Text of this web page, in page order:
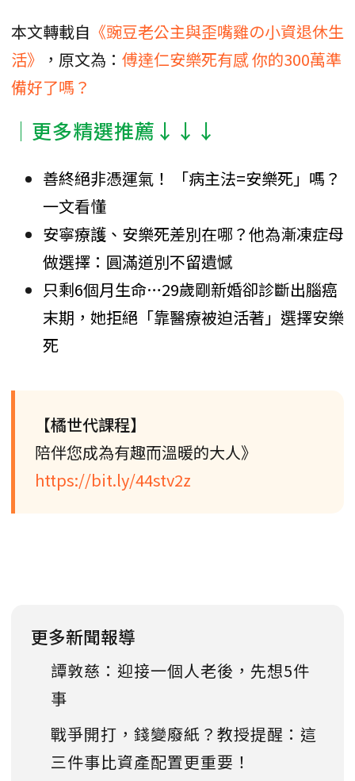
本文轉載自 《豌豆老公主與歪嘴雞の小資退休生
活》
，原文為： 傅達仁安樂死有感 你的300萬準
備好了嗎？
│更多精選推薦↓↓↓
善終絕非憑運氣！ 「病主法=安樂死」嗎？
一文看懂
安寧療護、安樂死差別在哪？他為漸凍症母
做選擇：圓滿道別不留遺憾
只剩6個月生命…29歲剛新婚卻診斷出腦癌
末期，她拒絕「靠醫療被迫活著」選擇安樂
死
【橘世代課程】
陪伴您成為有趣而溫暖的大人》
https://bit.ly/44stv2z
更多新聞報導
譚敦慈：迎接一個人老後，先想5件
事
戰爭開打，錢變廢紙？教授提醒：這
三件事比資產配置更重要！